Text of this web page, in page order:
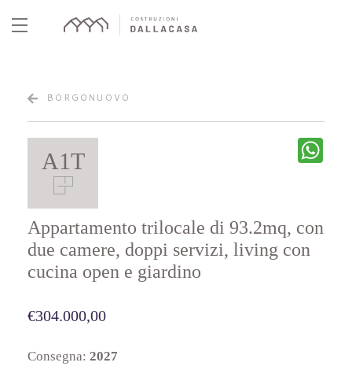
BORGONUOVO
A1T
Appartamento trilocale di 93.2mq, con
due camere, doppi servizi, living con
cucina open e giardino
€304.000,00
Consegna: 2027